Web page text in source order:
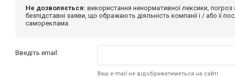
Не дозволяється: використання ненормативної лексики,
безпідставні заяви, що ображають діяльність компанії і / або її
самореклама.
Введіть email:
Ваш e-mail не відображатиметься на сайті